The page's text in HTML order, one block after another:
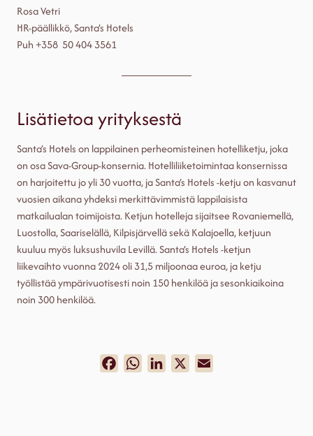
Rosa Vetri
HR-päällikkö, Santa’s Hotels
Puh +358 50 404 3561
Lisätietoa yrityksestä
Santa’s Hotels on lappilainen perheomisteinen hotelliketju, joka
on osa Sava-Group-konsernia. Hotelliliiketoimintaa konsernissa
on harjoitettu jo yli 30 vuotta, ja Santa’s Hotels -ketju on kasvanut
vuosien aikana yhdeksi merkittävimmistä lappilaisista
matkailualan toimijoista. Ketjun hotelleja sijaitsee Rovaniemellä,
Luostolla, Saariselällä, Kilpisjärvellä sekä Kalajoella, ketjuun
kuuluu myös luksushuvila Levillä. Santa’s Hotels -ketjun
liikevaihto vuonna 2024 oli 31,5 miljoonaa euroa, ja ketju
työllistää ympärivuotisesti noin 150 henkilöä ja sesonkiaikoina
noin 300 henkilöä.
FacebookWhatsAppLinkedIn